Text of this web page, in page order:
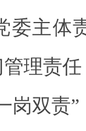
委主体
理责
岗双责